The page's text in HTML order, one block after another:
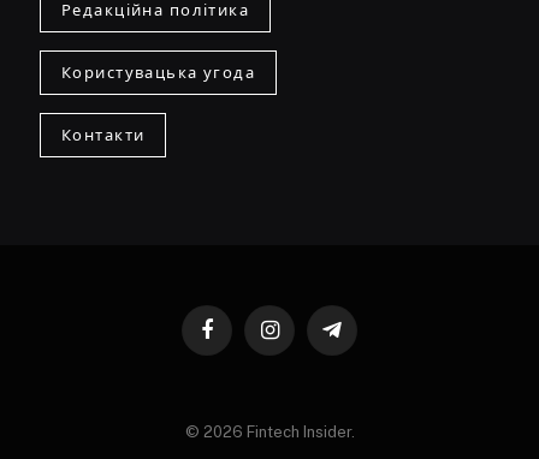
Редакційна політика
Користувацька угода
Контакти
FacebookInstagramTelegram
© 2026 Fintech Insider.